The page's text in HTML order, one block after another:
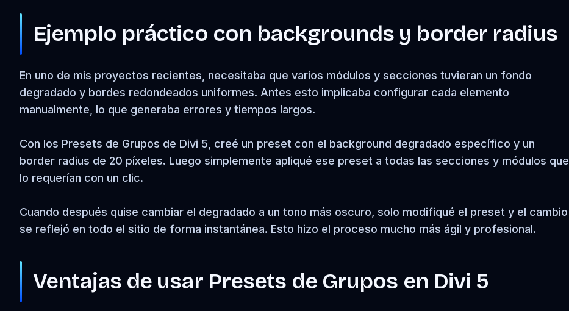
Ejemplo práctico con backgrounds y border radius
En uno de mis proyectos recientes, necesitaba que varios módulos y secciones tuvieran un fondo
degradado y bordes redondeados uniformes. Antes esto implicaba configurar cada elemento
manualmente, lo que generaba errores y tiempos largos.
Con los Presets de Grupos de Divi 5, creé un preset con el background degradado específico y un
border radius de 20 píxeles. Luego simplemente apliqué ese preset a todas las secciones y módulos que
lo requerían con un clic.
Cuando después quise cambiar el degradado a un tono más oscuro, solo modifiqué el preset y el cambio
se reflejó en todo el sitio de forma instantánea. Esto hizo el proceso mucho más ágil y profesional.
Ventajas de usar Presets de Grupos en Divi 5